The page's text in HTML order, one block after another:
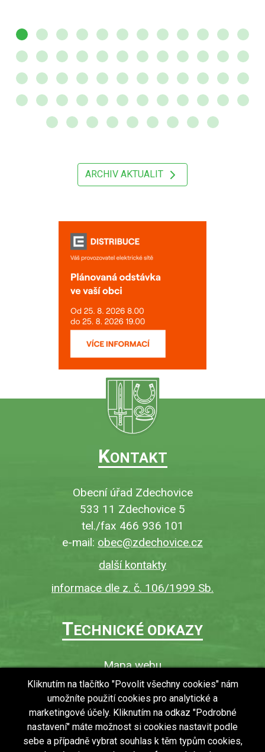
ARCHIV AKTUALIT
KONTAKT
Obecní úřad Zdechovice
533 11 Zdechovice 5
tel./fax 466 936 101
e-mail: obec@zdechovice.cz
další kontakty
informace dle z. č. 106/1999 Sb.
TECHNICKÉ ODKAZY
Mapa webu
O webu
Povinně zveřejňované informace
Ochrana osobních údajů (GDPR)
Vyhledávání
Kliknutím na tlačítko "Povolit všechny cookies" nám
umožníte použití cookies pro analytické a
marketingové účely. Kliknutím na odkaz "Podrobné
nastavení" máte možnost si cookies nastavit podle
sebe a případně vybrat souhlas k těm typům cookies,